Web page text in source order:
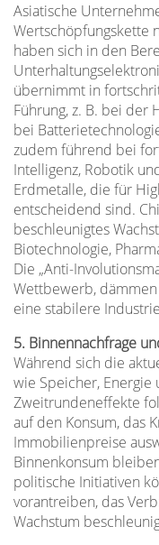
Asiatische
Wertschöpfungskette
haben sich in den
übernimmt in
Führung, z. B. bei der
bei
zudem führend bei
Intelligenz, Robotik
Erdmetalle, die für
entscheidend sind.
beschleunigtes
Biotechnologie,
Die „Anti-
Wettbewerb,
eine stabilere
5. Binnennachfrage
Während sich die
wie Speicher,
Zweitrundeneffekte
auf den Konsum, das
Immobilienpreise
Binnenkonsum
politische Initiativen
vorantreiben, das
Wachstum